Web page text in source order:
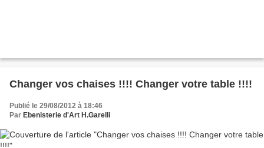
Changer vos chaises !!!! Changer votre table !!!!
Publié le 29/08/2012 à 18:46
Par Ebenisterie d'Art H.Garelli